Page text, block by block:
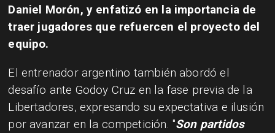
Daniel Morón, y enfatizó en la importancia de
traer jugadores que refuercen el proyecto del
equipo.
El entrenador argentino también abordó el
desafío ante Godoy Cruz en la fase previa de la
Libertadores, expresando su expectativa e ilusión
por avanzar en la competición. "Son partidos